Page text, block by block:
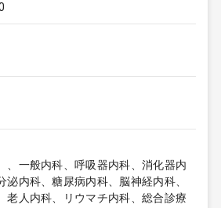
、一般内科、呼吸器内科、消化器内
泌内科、糖尿病内科、脳神経内科、
老人内科、リウマチ内科、総合診療